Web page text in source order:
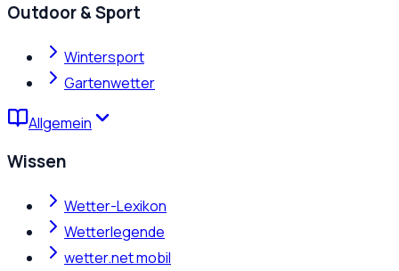
Outdoor & Sport
Wintersport
Gartenwetter
Allgemein
Wissen
Wetter-Lexikon
Wetterlegende
wetter.net mobil